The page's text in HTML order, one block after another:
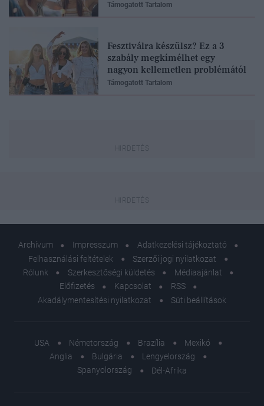
Támogatott Tartalom
Fesztiválra készülsz? Ez a 3
szabály megkímélhet egy
nagyon kellemetlen problémától
Támogatott Tartalom
Archívum Impresszum
Adatkezelési tájékoztató
Felhasználási feltételek
Szerzői jogi nyilatkozat
Rólunk
Szerkesztőségi küldetés
Médiaajánlat
Előfizetés
Kapcsolat
RSS
Akadálymentesítési nyilatkozat
Süti beállítások
USA Németország Brazília
Mexikó
Anglia
Bulgária
Lengyelország
Spanyolország
Dél-Afrika